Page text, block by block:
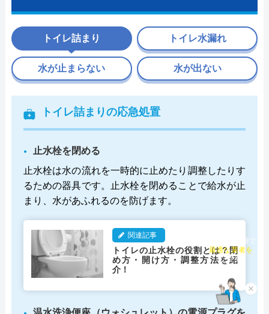
トイレ詰まり
トイレ詰まりの応急処置
止水栓を閉める
止水栓は水の流れを一時的に止めたり調整したりす
るための器具です。止水栓を閉めることで給水が止
まり、水があふれるのを防げます。
関連記事
トイレの止水栓の役割とは？閉
め方・開け方・調整方法を紹
介！
トイレ水漏れ
水が止まらない 水が出ない
×
チャット診断で
最適な業者を
ご提案